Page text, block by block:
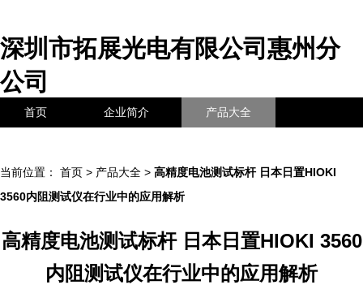
深圳市拓展光电有限公司惠州分
公司
首页 企业简介 产品大全
当前位置： 首页 > 产品大全 > 高精度电池测试标杆 日本日置HIOKI
3560内阻测试仪在行业中的应用解析
高精度电池测试标杆 日本日置HIOKI 3560
内阻测试仪在行业中的应用解析